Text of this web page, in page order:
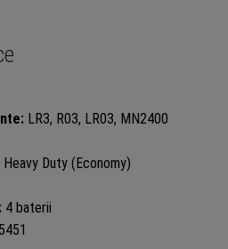
LR3, R03, LR03, MN2400
Duty (Economy)
4 baterii